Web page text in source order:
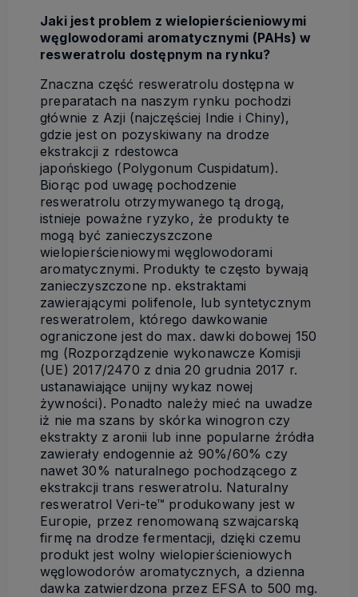
Jaki jest problem z wielopierścieniowymi
węglowodorami aromatycznymi (PAHs) w
resweratrolu dostępnym na rynku?
Znaczna część resweratrolu dostępna w
preparatach na naszym rynku pochodzi
głównie z Azji (najczęściej Indie i Chiny),
gdzie jest on pozyskiwany na drodze
ekstrakcji z rdestowca
japońskiego (Polygonum Cuspidatum).
Biorąc pod uwagę pochodzenie
resweratrolu otrzymywanego tą drogą,
istnieje poważne ryzyko, że produkty te
mogą być zanieczyszczone
wielopierścieniowymi węglowodorami
aromatycznymi. Produkty te często bywają
zanieczyszczone np. ekstraktami
zawierającymi polifenole, lub syntetycznym
resweratrolem, którego dawkowanie
ograniczone jest do max. dawki dobowej 150
mg (Rozporządzenie wykonawcze Komisji
(UE) 2017/2470 z dnia 20 grudnia 2017 r.
ustanawiające unijny wykaz nowej
żywności). Ponadto należy mieć na uwadze
iż nie ma szans by skórka winogron czy
ekstrakty z aronii lub inne popularne źródła
zawierały endogennie aż 90%/60% czy
nawet 30% naturalnego pochodzącego z
ekstrakcji trans resweratrolu. Naturalny
resweratrol Veri-te™ produkowany jest w
Europie, przez renomowaną szwajcarską
firmę na drodze fermentacji, dzięki czemu
produkt jest wolny wielopierścieniowych
węglowodorów aromatycznych, a dzienna
dawka zatwierdzona przez EFSA to 500 mg.